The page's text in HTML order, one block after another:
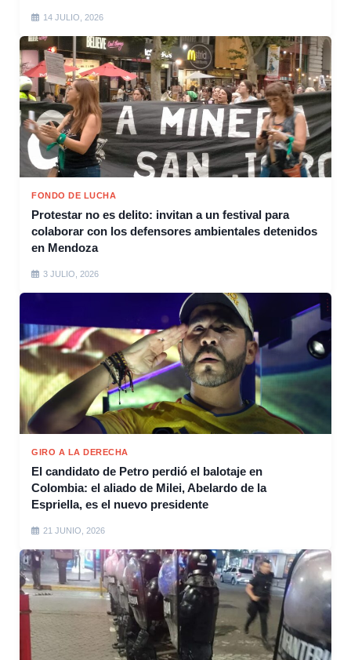
14 JULIO, 2026
FONDO DE LUCHA
Protestar no es delito: invitan a un festival para
colaborar con los defensores ambientales detenidos
en Mendoza
3 JULIO, 2026
GIRO A LA DERECHA
El candidato de Petro perdió el balotaje en
Colombia: el aliado de Milei, Abelardo de la
Espriella, es el nuevo presidente
21 JUNIO, 2026